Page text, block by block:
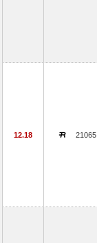
12.18 21065